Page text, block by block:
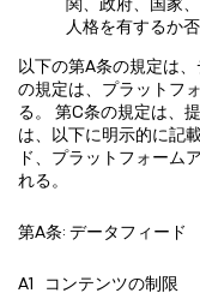
人格を有するか
以下の第A条の規定は
の規定は、プラットフ
る。 第C条の規定は、
は、以下に明示的に記
ド、プラットフォーム
れる。
第A条: データフィード
A1 コンテンツの制限